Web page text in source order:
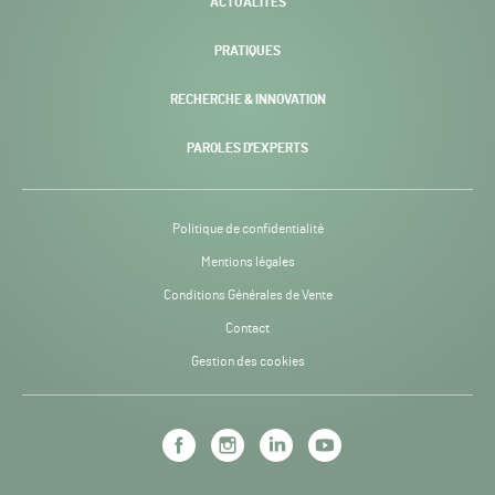
ACTUALITÉS
PRATIQUES
RECHERCHE & INNOVATION
PAROLES D’EXPERTS
Politique de confidentialité
Mentions légales
Conditions Générales de Vente
Contact
Gestion des cookies